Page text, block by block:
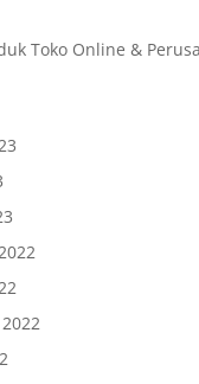
Toko Online &